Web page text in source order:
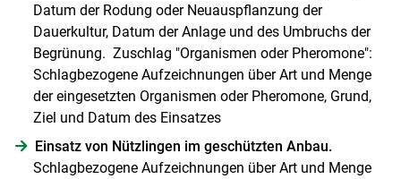
Datum der Rodung oder Neuauspflanzung der
Dauerkultur, Datum der Anlage und des Umbruchs der
Begrünung. Zuschlag "Organismen oder Pheromone":
Schlagbezogene Aufzeichnungen über Art und Menge
der eingesetzten Organismen oder Pheromone, Grund,
Ziel und Datum des Einsatzes
Einsatz von Nützlingen im geschützten Anbau.
Schlagbezogene Aufzeichnungen über Art und Menge